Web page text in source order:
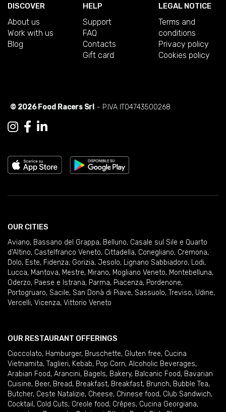
DISCOVER
About us
Work with us
Blog
HELP
Support
FAQ
Contacts
Gift card
LEGAL NOTICE
Terms and
conditions
Privacy policy
Cookies policy
© 2026 Food Racers Srl - P.IVA IT04743500268
OUR CITIES
Aviano, Bassano del Grappa, Belluno, Casale sul Sile e Quarto
d'Altino, Castelfranco Veneto, Cittadella, Conegliano, Cremona,
Dolo, Este, Fidenza, Gorizia, Jesolo, Lignano Sabbiadoro, Lodi,
Lucca, Mantova, Mestre, Mirano, Mogliano Veneto, Montebelluna,
Oderzo, Paese e Istrana, Parma, Piacenza, Pordenone,
Portogruaro, Sacile, San Donà di Piave, Sassuolo, Treviso, Udine,
Vercelli, Vicenza, Vittorio Veneto
OUR RESTAURANT OFFERINGS
Cioccolato, Hamburger, Bruschette, Gluten free, Cucina
Vietnamita, Taglieri, Kebab, Pop Corn, Alcoholic Beverages,
Arabian Food, Arancini, Bagels, Bakery, Balcanic Food, Bavarian
Cuisine, Beer, Bread, Breakfast, Breakfast, Brunch, Bubble Tea,
Butcher, Ceste Natalizie, Cheese, Chinese food, Club Sandwich,
Cocktail , Cold Cuts, Creole food, Crêpes, Cucina Georgiana,